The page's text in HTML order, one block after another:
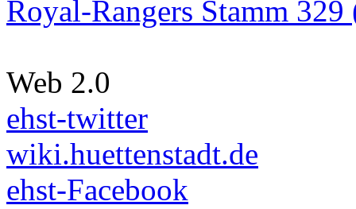
Royal-Rangers Stamm
Web 2.0
ehst-twitter
wiki.huettenstadt.de
ehst-Facebook